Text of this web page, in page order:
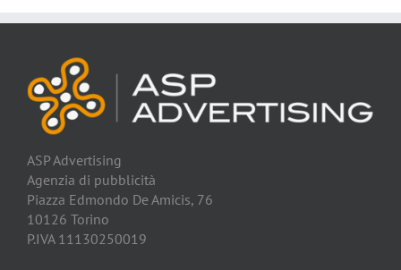
ASP Advertising
Agenzia di pubblicità
Piazza Edmondo De Amicis, 76
10126 Torino
P.IVA 11130250019